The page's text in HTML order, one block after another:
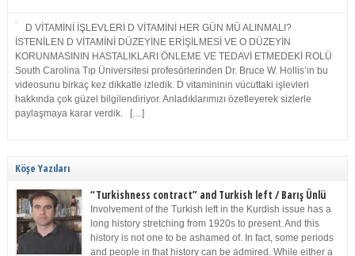
D VİTAMİNİ İŞLEVLERİ D VİTAMİNİ HER GÜN MÜ ALINMALI?
İSTENİLEN D VİTAMİNİ DÜZEYİNE ERİŞİLMESİ VE O DÜZEYİN
KORUNMASININ HASTALIKLARI ÖNLEME VE TEDAVİ ETMEDEKİ ROLÜ
South Carolina Tıp Üniversitesi profesörlerinden Dr. Bruce W. Hollis’in bu
videosunu birkaç kez dikkatle izledik. D vitamininin vücuttaki işlevleri
hakkında çok güzel bilgilendiriyor. Anladıklarımızı özetleyerek sizlerle
paylaşmaya karar verdik. […]
Köşe Yazıları
“Turkishness contract” and Turkish left / Barış Ünlü
Involvement of the Turkish left in the Kurdish issue has a
long history stretching from 1920s to present. And this
history is not one to be ashamed of. In fact, some periods
and people in that history can be admired. While either a